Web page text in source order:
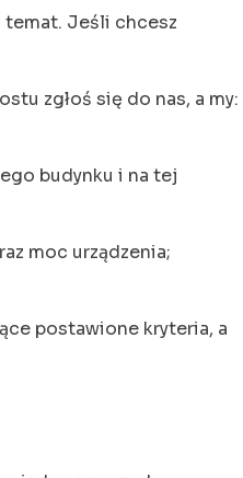
Jeśli chcesz
zgłoś się do nas, a my:
budynku i na tej
moc urządzenia;
postawione kryteria, a